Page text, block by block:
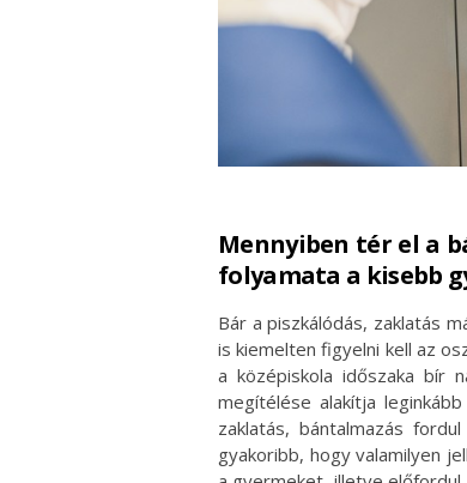
Mennyiben tér el a
folyamata a kisebb
Bár a piszkálódás, zaklatás
is kiemelten figyelni kell az
a középiskola időszaka bír
megítélése alakítja
zaklatás, bántalmazás
gyakoribb, hogy valamilyen